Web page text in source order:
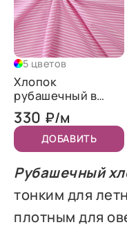
5 цветов
Хлопок
рубашечный в
полоску
"Розовый"
330 ₽/м
ДОБАВИТЬ
Рубашечный
тонким для
плотным для